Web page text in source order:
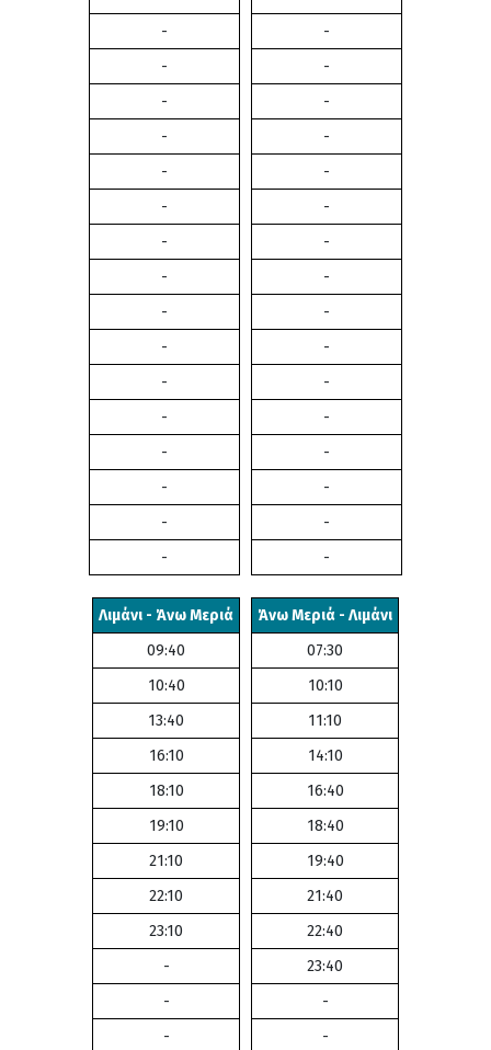
-
-
-
-
-
-
-
-
-
-
-
-
-
-
-
-
-
-
-
-
-
-
-
-
-
-
-
-
-
-
-
-
Λιμάνι - Άνω Μεριά
09:40
10:40
13:40
16:10
18:10
19:10
21:10
22:10
23:10
-
-
-
Άνω Μεριά - Λιμάνι
07:30
10:10
11:10
14:10
16:40
18:40
19:40
21:40
22:40
23:40
-
-